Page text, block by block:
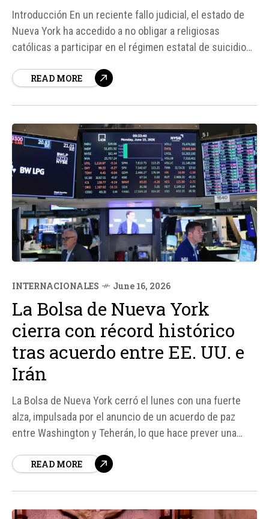
Introducción En un reciente fallo judicial, el estado de
Nueva York ha accedido a no obligar a religiosas
católicas a participar en el régimen estatal de suicidio
victoria para la libertad religiosa en el estado. Esta
READ MORE
INTERNACIONALES June 16, 2026
La Bolsa de Nueva York
cierra con récord histórico
tras acuerdo entre EE. UU. e
Irán
La Bolsa de Nueva York cerró el lunes con una fuerte
alza, impulsada por el anuncio de un acuerdo de paz
entre Washington y Teherán, lo que hace prever una
estrecho de Ormuz. El Dow Jones terminó en un nuevo
READ MORE